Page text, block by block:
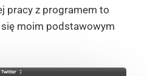
pracy z programem to
się moim podstawowym